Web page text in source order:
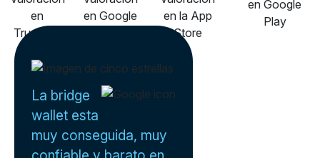
La bridge
wallet esta
muy conseguida, muy